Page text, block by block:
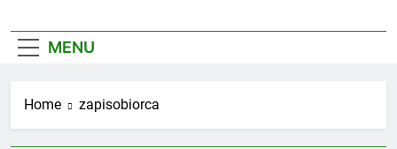
MENU
Home zapisobiorca